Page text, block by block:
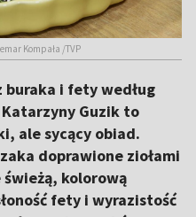
Kompała /TVP
buraka i fety według
Guzik to
ale sycący obiad.
doprawione ziołami
kolorową
fety i wyrazistość